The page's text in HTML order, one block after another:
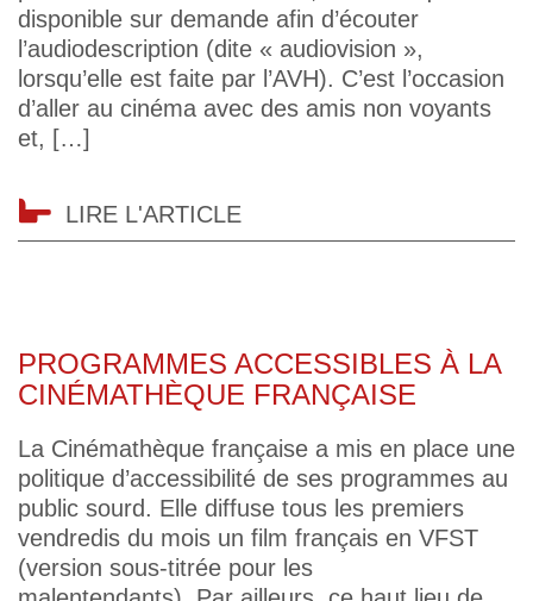
disponible sur demande afin d’écouter
l’audiodescription (dite « audiovision »,
lorsqu’elle est faite par l’AVH). C’est l’occasion
d’aller au cinéma avec des amis non voyants
et, […]
LIRE L'ARTICLE
PROGRAMMES ACCESSIBLES À LA
CINÉMATHÈQUE FRANÇAISE
La Cinémathèque française a mis en place une
politique d’accessibilité de ses programmes au
public sourd. Elle diffuse tous les premiers
vendredis du mois un film français en VFST
(version sous-titrée pour les